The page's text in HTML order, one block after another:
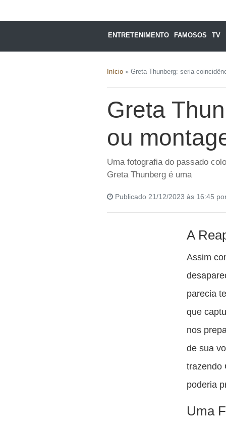
ENTRETENIMENTO FAMOSOS TV
Início » Greta Thunberg: seria
Greta
ou
Uma fotografia do passado
Greta Thunberg é uma
Publicado 21/12/2023 às 16:45
A
Assim
parecia
que
nos
de sua
trazendo
poderia
Uma